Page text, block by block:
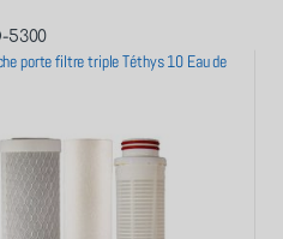
5300
porte filtre triple Téthys 10 Eau de